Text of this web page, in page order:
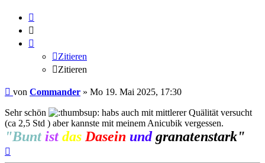
Zitieren
Zitieren
Beitrag
von Commander » Mo 19. Mai 2025, 17:30
Sehr schön
habs auch mit mittlerer Quälität versucht
(ca 2,5 Std ) aber kannste mit meinem Anicubik vergessen.
"Bunt ist das Dasein undgranatenstark"